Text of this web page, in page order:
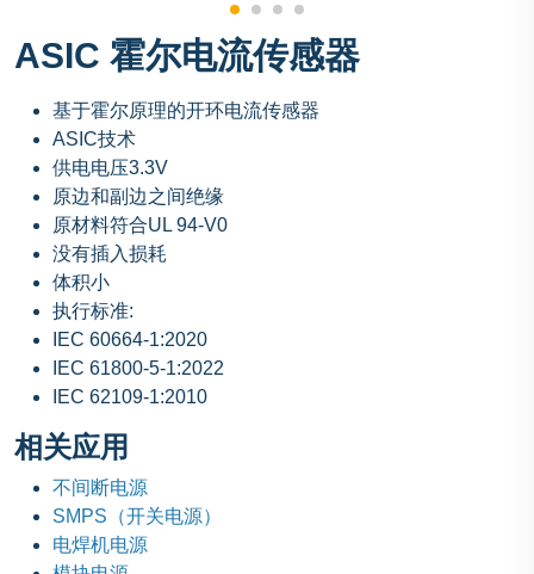
ASIC 霍尔电流传感器
基于霍尔原理的开环电流传感器
ASIC技术
供电电压3.3V
原边和副边之间绝缘
原材料符合UL 94-V0
没有插入损耗
体积小
执行标准:
IEC 60664-1:2020
IEC 61800-5-1:2022
IEC 62109-1:2010
相关应用
不间断电源
SMPS（开关电源）
电焊机电源